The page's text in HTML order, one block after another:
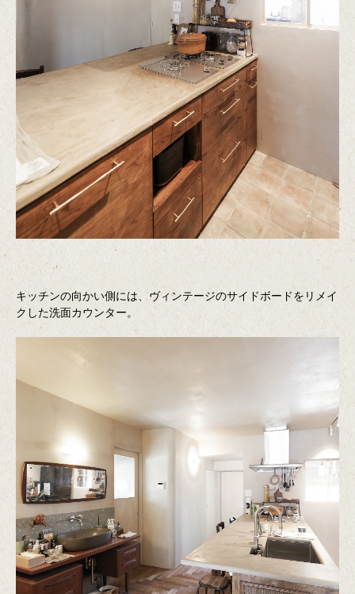
キッチンの向かい側には、ヴィンテージのサイドボードをリメイ
クした洗面カウンター。